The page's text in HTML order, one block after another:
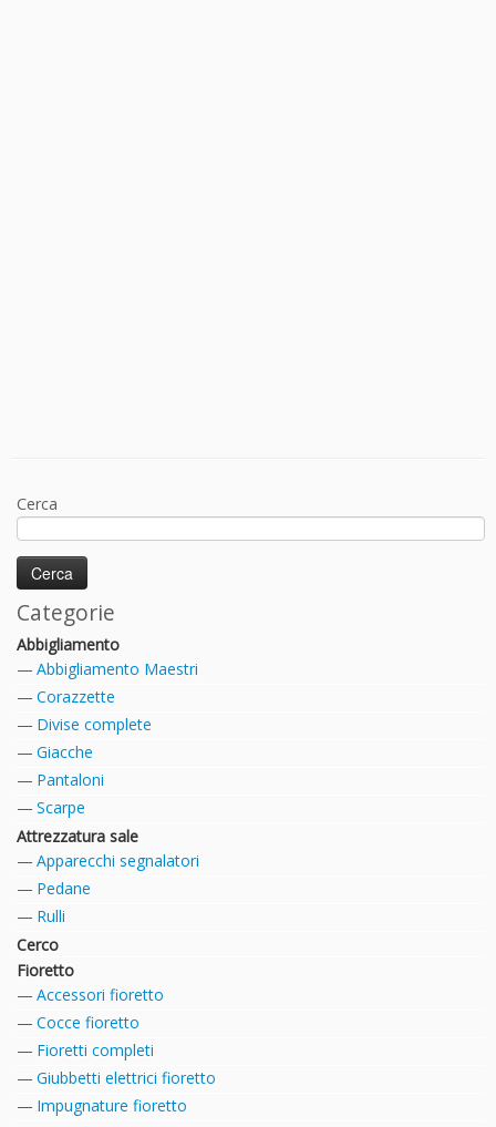
Cerca
Categorie
Abbigliamento
Abbigliamento Maestri
Corazzette
Divise complete
Giacche
Pantaloni
Scarpe
Attrezzatura sale
Apparecchi segnalatori
Pedane
Rulli
Cerco
Fioretto
Accessori fioretto
Cocce fioretto
Fioretti completi
Giubbetti elettrici fioretto
Impugnature fioretto